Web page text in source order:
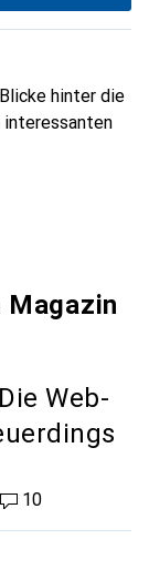
hinter die
interessanten
Magazin
Web-
10 Kommentare
10